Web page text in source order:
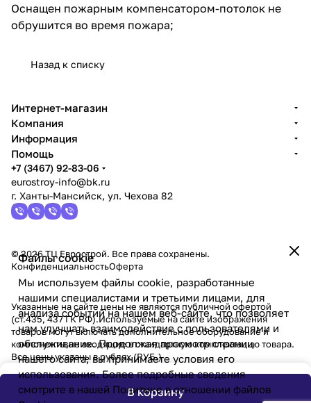
Оснащен пожарным компенсатором-потолок не
обрушится во время пожара;
Назад к списку
В корзину
Файлы cookie
Мы используем файлы cookie, разработанные
нашими специалистами и третьими лицами, для
анализа событий на нашем веб-сайте, что позволяет
нам улучшать взаимодействие с пользователями и
обслуживание. Продолжая просмотр страниц
нашего сайта, вы принимаете условия его
использования. Более подробные сведения
смотрите в нашей Политике в отношении файлов
Интернет-магазин
Компания
Информация
Помощь
+7 (3467) 92-83-06
eurostroy-info@bk.ru
г. Ханты-Мансийск, ул. Чехова 82
© 2026 ТЦ Еврострой. Все права сохранены.
КонфиденциальностьОферта
Указанные на сайте цены не являются публичной офертой
(ст.435, 437 ГК РФ).Используемые на сайте изображения
товаров могут включать дополнительное оборудование и
компоненты,не входящие в стандартную комплектацию товара.
Все цены указаны в рублях (PУБ.)